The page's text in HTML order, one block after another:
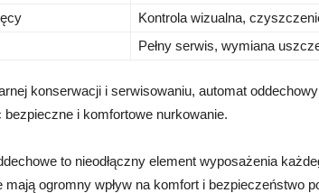
Kontrola wizualna,
Pełny serwis, wymiana
konserwacji i serwisowaniu, automat oddechowy
bezpieczne i komfortowe nurkowanie.
to nieodłączny element wyposażenia
mają ogromny wpływ na komfort i bezpieczeństwo